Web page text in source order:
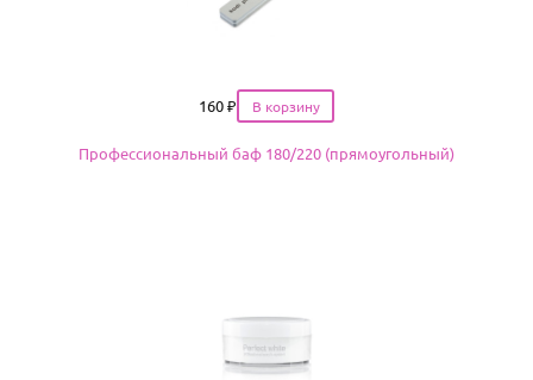
Цена
160 ₽
Профессиональный баф 180/220 (прямоугольный)